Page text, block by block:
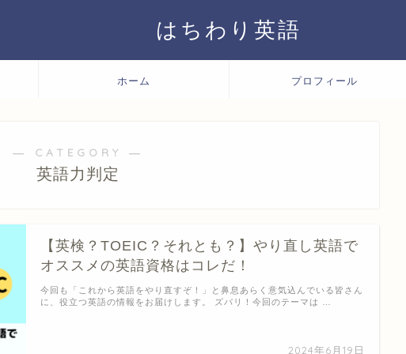
はちわり英語
ホーム プロフィール
― CATEGORY ―
英語力判定
【英検？TOEIC？それとも？】やり直し英語で
オススメの英語資格はコレだ！
2024年6月19日
今回も「これから英語をやり直すぞ！」と鼻息あらく意気込んでいる皆さん
に、役立つ英語の情報をお届けします。 ズバリ！今回のテーマは …